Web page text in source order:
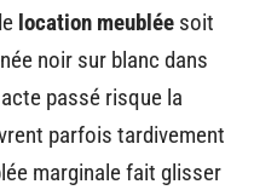
location meublée soit
noir sur blanc dans
passé risque la
parfois tardivement
marginale fait glisser